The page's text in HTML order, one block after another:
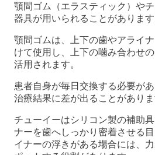
顎間ゴム（エラスティック）や
器具が用いられることがあります
顎間ゴムは、上下の歯やアライ
けて使用し、上下の噛み合わせ
活用されます。
患者自身が毎日交換する必要が
治療結果に差が出ることがありま
チューイーはシリコン製の補助
ナーを歯へしっかり密着させる
イナーの浮きがある場合には、